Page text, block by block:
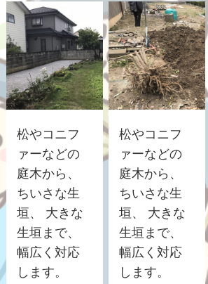
松やコニフ
ァーなどの
庭木から、
ちいさな生
垣、 大きな
生垣まで、
幅広く対応
します。
松やコニフ
ァーなどの
庭木から、
ちいさな生
垣、 大きな
生垣まで、
幅広く対応
します。